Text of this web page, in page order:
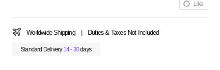
Like
Worldwide Shipping Duties & Taxes Not Included
Standard Delivery 14 - 30days